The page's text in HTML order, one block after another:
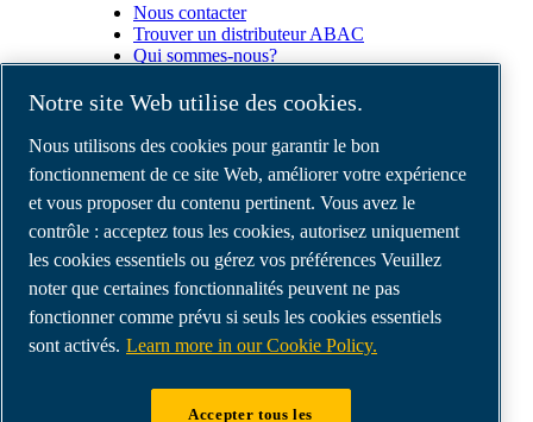
Nous contacter
Trouver un distributeur ABAC
Qui sommes-nous?
Partenaires
Espace
Partenaires
commerciaux
E-
Connect
2.0
Portal
Notre site Web utilise des cookies.
Nous utilisons des cookies pour garantir le bon
fonctionnement de ce site Web, améliorer votre expérience
et vous proposer du contenu pertinent. Vous avez le
contrôle : acceptez tous les cookies, autorisez uniquement
les cookies essentiels ou gérez vos préférences Veuillez
noter que certaines fonctionnalités peuvent ne pas
fonctionner comme prévu si seuls les cookies essentiels
sont activés. Learn more in our Cookie Policy.
Accepter tous les